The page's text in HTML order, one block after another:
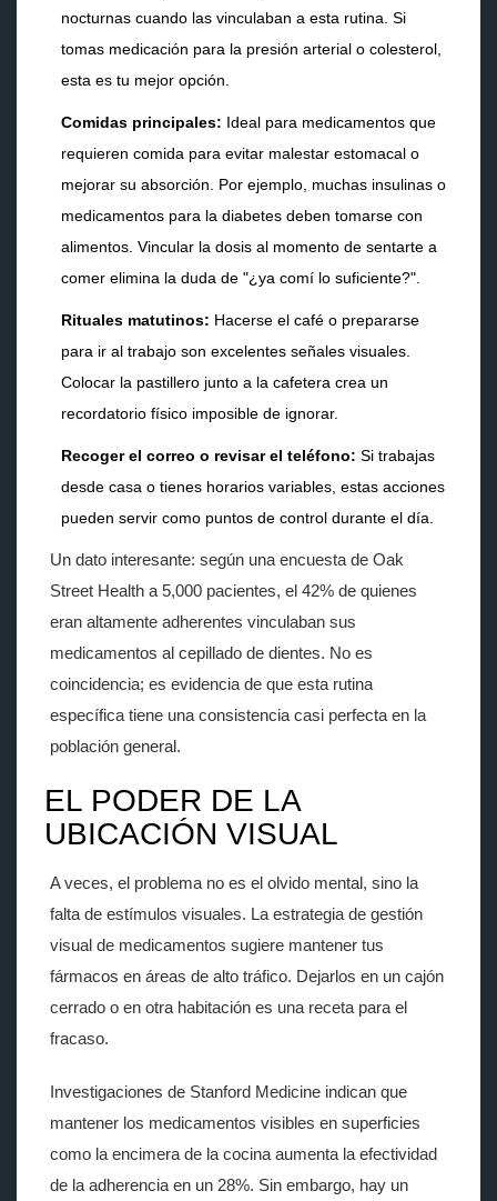
nocturnas cuando las vinculaban a esta rutina. Si
tomas medicación para la presión arterial o colesterol,
esta es tu mejor opción.
Comidas principales: Ideal para medicamentos que
requieren comida para evitar malestar estomacal o
mejorar su absorción. Por ejemplo, muchas insulinas o
medicamentos para la diabetes deben tomarse con
alimentos. Vincular la dosis al momento de sentarte a
comer elimina la duda de "¿ya comí lo suficiente?".
Rituales matutinos: Hacerse el café o prepararse
para ir al trabajo son excelentes señales visuales.
Colocar la pastillero junto a la cafetera crea un
recordatorio físico imposible de ignorar.
Recoger el correo o revisar el teléfono: Si trabajas
desde casa o tienes horarios variables, estas acciones
pueden servir como puntos de control durante el día.
Un dato interesante: según una encuesta de Oak
Street Health a 5,000 pacientes, el 42% de quienes
eran altamente adherentes vinculaban sus
medicamentos al cepillado de dientes. No es
coincidencia; es evidencia de que esta rutina
específica tiene una consistencia casi perfecta en la
población general.
EL PODER DE LA
UBICACIÓN VISUAL
A veces, el problema no es el olvido mental, sino la
falta de estímulos visuales. La estrategia de gestión
visual de medicamentos sugiere mantener tus
fármacos en áreas de alto tráfico. Dejarlos en un cajón
cerrado o en otra habitación es una receta para el
fracaso.
Investigaciones de Stanford Medicine indican que
mantener los medicamentos visibles en superficies
como la encimera de la cocina aumenta la efectividad
de la adherencia en un 28%. Sin embargo, hay un